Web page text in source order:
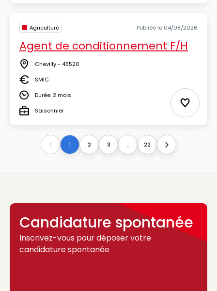
Agriculture Publiée le 04/08/2026
Agent de conditionnement F/H
Lieu Chevilly - 45520
Salaire
SMIC
DuréeDurée: 2 mois
TypeSaisonnier Ajouter
Previous1 2 3 ... 22 Next
Candidature spontanée
Inscrivez-vous pour déposer votre
candidature spontanée